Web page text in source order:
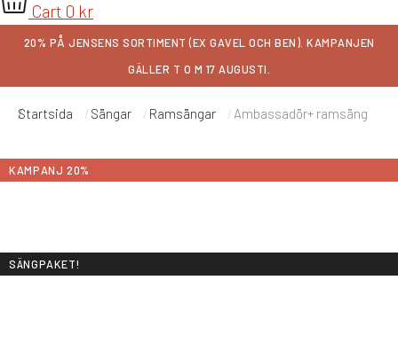
Cart 0 kr
20% PÅ JENSENS SORTIMENT (EX GAVEL OCH BEN) . KAMPANJEN
GÄLLER T O M 17 AUGUSTI.
Du är här:
Startsida Sängar Ramsängar Ambassadör+ ramsäng
KAMPANJ 20%
SÄNGPAKET!